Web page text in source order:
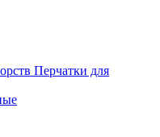
Перчатки для